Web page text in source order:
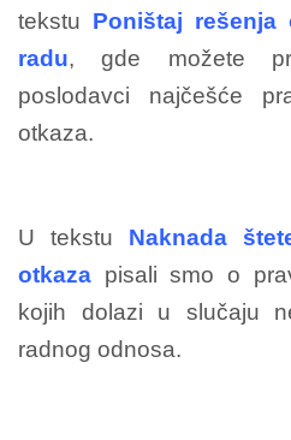
tekstu Poništaj
radu, gde možete
poslodavci najčešće
otkaza.
U tekstu Naknada
otkaza pisali smo o
kojih dolazi u slučaju
radnog odnosa.